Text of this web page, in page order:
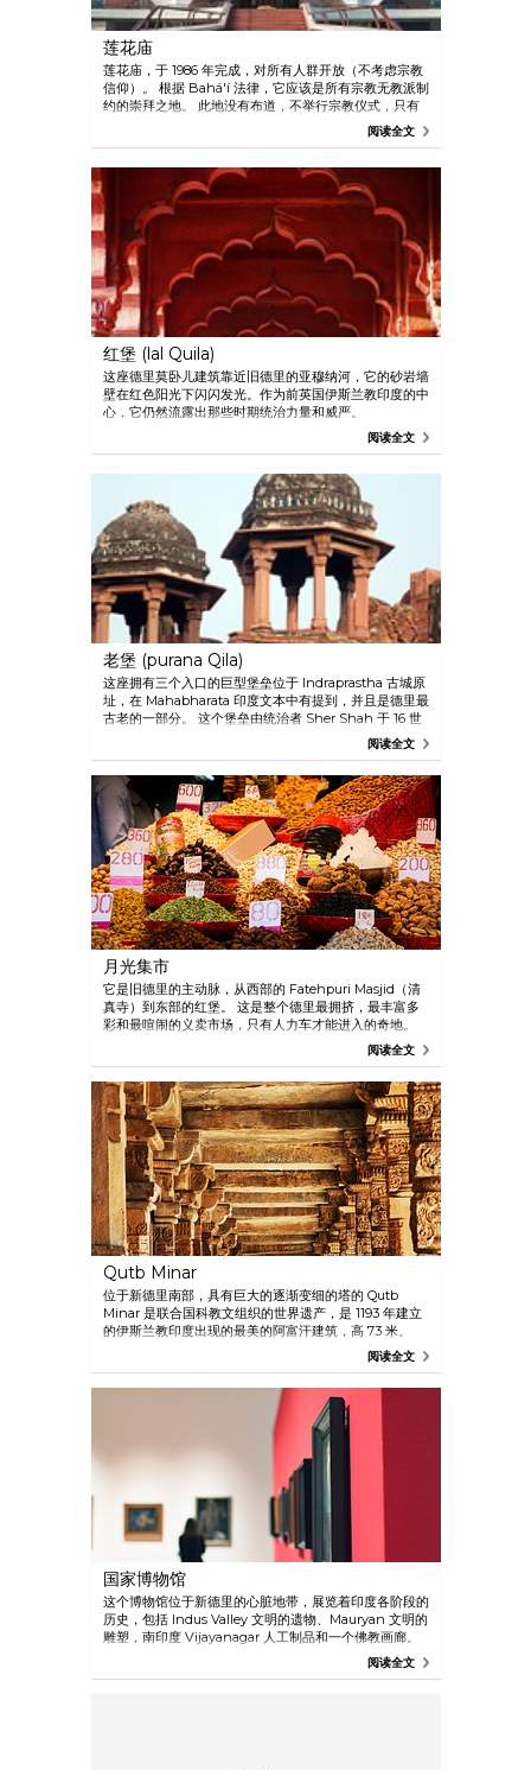
莲花庙
莲花庙，于 1986 年完成，对所有人群开放（不考虑宗教
信仰）。 根据 Bahá'í 法律，它应该是所有宗教无教派制
约的崇拜之地。 此地没有布道，不举行宗教仪式，只有
安静的祷告者以任何形式或语言进行祈祷。 它是凝思和
平和之地，您可在遮荫庭院里漫步，欣赏优美建筑。
阅读全文
红堡 (lal Quila)
这座德里莫卧儿建筑靠近旧德里的亚穆纳河，它的砂岩墙
壁在红色阳光下闪闪发光。作为前英国伊斯兰教印度的中
心，它仍然流露出那些时期统治力量和威严。
阅读全文
老堡 (purana Qila)
这座拥有三个入口的巨型堡垒位于 Indraprastha 古城原
址，在 Mahabharata 印度文本中有提到，并且是德里最
古老的一部分。 这个堡垒由统治者 Sher Shah 于 16 世
阅读全文
月光集市
它是旧德里的主动脉，从西部的 Fatehpuri Masjid（清
真寺）到东部的红堡。 这是整个德里最拥挤，最丰富多
彩和最喧闹的义卖市场，只有人力车才能进入的奇地。
阅读全文
Qutb Minar
位于新德里南部，具有巨大的逐渐变细的塔的 Qutb
Minar 是联合国科教文组织的世界遗产，是 1193 年建立
的伊斯兰教印度出现的最美的阿富汗建筑，高 73 米。
阅读全文
国家博物馆
这个博物馆位于新德里的心脏地带，展览着印度各阶段的
历史，包括 Indus Valley 文明的遗物、Mauryan 文明的
雕塑，南印度 Vijayanagar 人工制品和一个佛教画廊。
阅读全文